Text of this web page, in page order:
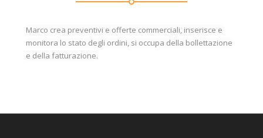
Marco crea preventivi e offerte commerciali, inserisce e
monitora lo stato degli ordini, si occupa della bollettazione
e della fatturazione.